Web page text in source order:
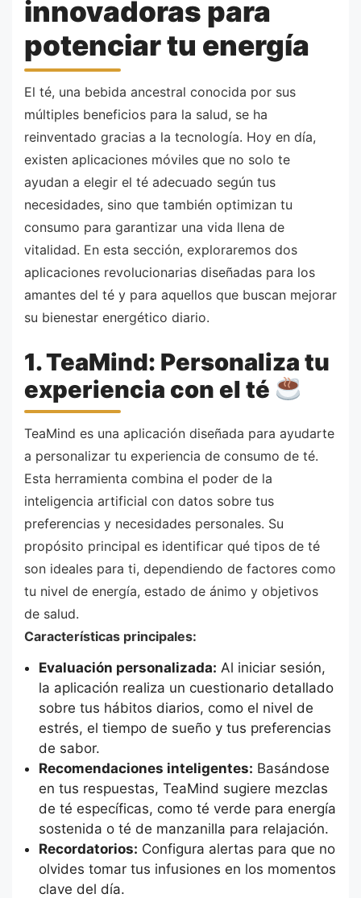
innovadoras para
potenciar tu energía
El té, una bebida ancestral conocida por sus
múltiples beneficios para la salud, se ha
reinventado gracias a la tecnología. Hoy en día,
existen aplicaciones móviles que no solo te
ayudan a elegir el té adecuado según tus
necesidades, sino que también optimizan tu
consumo para garantizar una vida llena de
vitalidad. En esta sección, exploraremos dos
aplicaciones revolucionarias diseñadas para los
amantes del té y para aquellos que buscan mejorar
su bienestar energético diario.
1. TeaMind: Personaliza tu
experiencia con el té
TeaMind es una aplicación diseñada para ayudarte
a personalizar tu experiencia de consumo de té.
Esta herramienta combina el poder de la
inteligencia artificial con datos sobre tus
preferencias y necesidades personales. Su
propósito principal es identificar qué tipos de té
son ideales para ti, dependiendo de factores como
tu nivel de energía, estado de ánimo y objetivos
de salud.
Características principales:
Evaluación personalizada: Al iniciar sesión,
la aplicación realiza un cuestionario detallado
sobre tus hábitos diarios, como el nivel de
estrés, el tiempo de sueño y tus preferencias
de sabor.
Recomendaciones inteligentes: Basándose
en tus respuestas, TeaMind sugiere mezclas
de té específicas, como té verde para energía
sostenida o té de manzanilla para relajación.
Recordatorios: Configura alertas para que no
olvides tomar tus infusiones en los momentos
clave del día.